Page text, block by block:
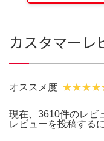
カスタマーレ
オススメ度
現在、3610件のレビ
レビューを投稿する